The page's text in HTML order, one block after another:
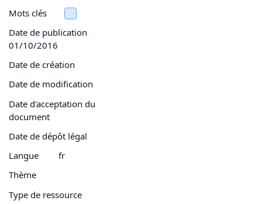
Mots clés
Date de publication
01/10/2016
Date de création
Date de modification
Date d'acceptation du
document
Date de dépôt légal
Langue
fr
Thème
Type de ressource